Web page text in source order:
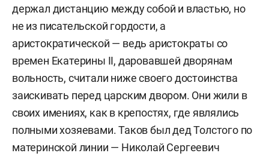
держал дистанцию между собой и властью, но
не из писательской гордости, а
аристократической — ведь аристократы со
времен Екатерины II, даровавшей дворянам
вольность, считали ниже своего достоинства
заискивать перед царским двором. Они жили в
своих имениях, как в крепостях, где являлись
полными хозяевами. Таков был дед Толстого по
материнской линии — Николай Сергеевич